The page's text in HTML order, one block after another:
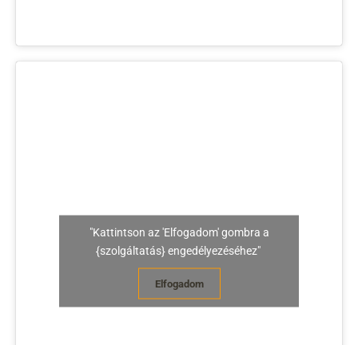
"Kattintson az 'Elfogadom' gombra a
{szolgáltatás} engedélyezéséhez"
Elfogadom